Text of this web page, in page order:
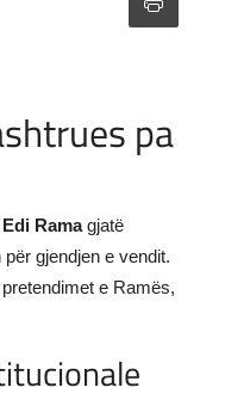
pa
Edi Ramagjatë
gjendjen e vendit.
e Ramës,